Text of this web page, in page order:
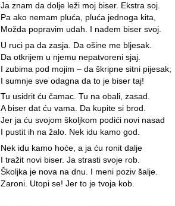
Ja znam da dolje leži moj biser. Ekstra soj.
Pa ako nemam pluća, pluća jednoga kita,
Možda popravim udah. I nađem biser svoj.
U ruci pa da zasja. Da ošine me bljesak.
Da otkrijem u njemu nepatvoreni sjaj.
I zubima pod mojim – da škripne sitni pijesak;
I sumnje sve odagna da to je biser taj!
Tu usidrit ću čamac. Tu na obali, zasad.
A biser dat ću vama. Da kupite si brod.
Jer ja ću svojom školjkom podići novi nasad
I pustit ih na žalo. Nek idu kamo god.
Nek idu kamo hoće, a ja ću ronit dalje
I tražit novi biser. Ja strasti svoje rob.
Školjka je nova na dnu. I meni poziv šalje.